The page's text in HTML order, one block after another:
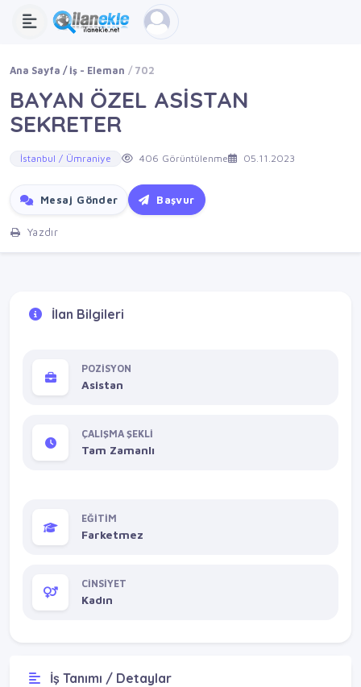
Ana Sayfa İş - Eleman 702
BAYAN ÖZEL ASİSTAN
SEKRETER
İstanbul / Ümraniye 406 Görüntülenme 05.11.2023
Mesaj Gönder Başvur
Yazdır
İlan Bilgileri
POZİSYON
Asistan
ÇALIŞMA ŞEKLİ
Tam Zamanlı
EĞİTİM
Farketmez
CİNSİYET
Kadın
İş Tanımı / Detaylar